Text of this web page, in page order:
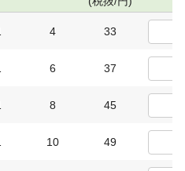
4 33
6 37
8 45
10 49